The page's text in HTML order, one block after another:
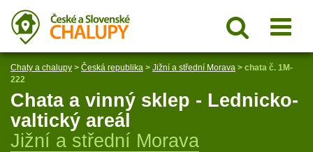
Chaty a chalupy > Česká republika > Jižní a střední Morava > chata č. 1M-
222
Chata a vinný sklep - Lednicko-
valtický areál
Jižní a střední Morava